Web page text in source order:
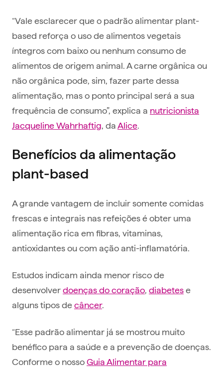
“Vale esclarecer que o padrão alimentar plant-
based reforça o uso de alimentos vegetais
íntegros com baixo ou nenhum consumo de
alimentos de origem animal. A carne orgânica ou
não orgânica pode, sim, fazer parte dessa
alimentação, mas o ponto principal será a sua
frequência de consumo”, explica a nutricionista
Jacqueline Wahrhaftig, daAlice.
Benefícios da alimentação
plant-based
A grande vantagem de incluir somente comidas
frescas e integrais nas refeições é obter uma
alimentação rica em fibras, vitaminas,
antioxidantes ou com ação anti-inflamatória.
Estudos indicam ainda menor risco de
desenvolverdoenças do coração, diabetese
alguns tipos decâncer.
“Esse padrão alimentar já se mostrou muito
benéfico para a saúde e a prevenção de doenças.
Conforme o nossoGuia Alimentar para